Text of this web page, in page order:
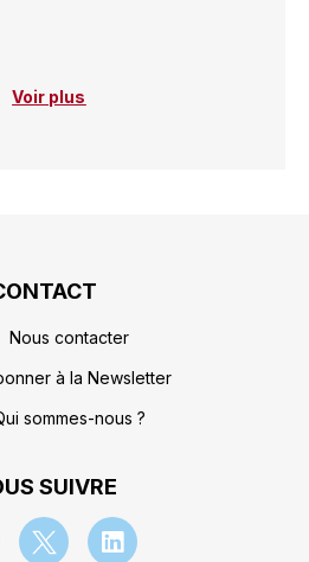
Voir plus
Nous contacter
à la Newsletter
sommes-nous ?
SUIVRE